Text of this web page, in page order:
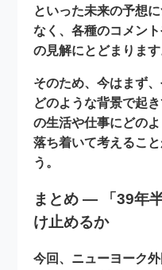
といった未来の予想
なく、各種のコメン
の見解にとどまります
そのため、今はまず
どのような背景で起
の生活や仕事にどの
落ち着いて考えるこ
う。
まとめ ― 「39年
け止めるか
今回、ニューヨーク